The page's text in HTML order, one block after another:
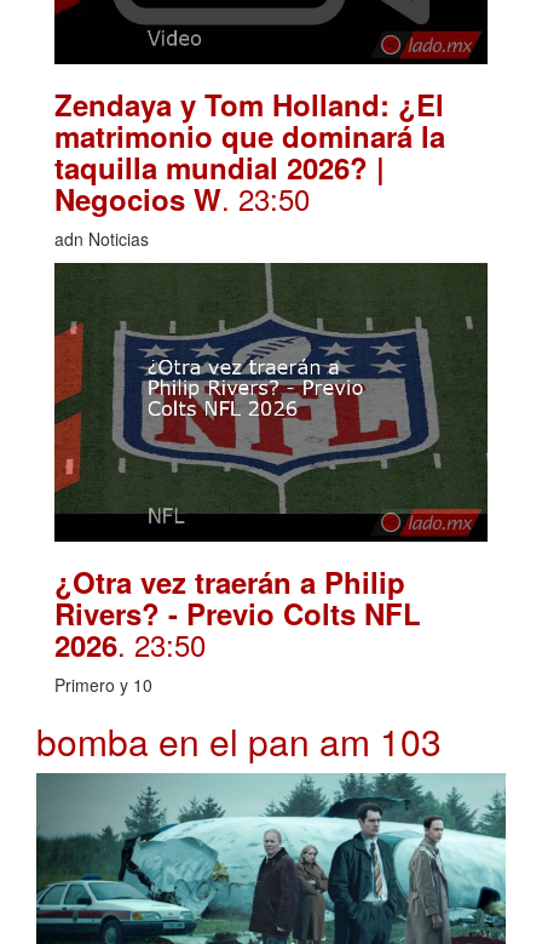
Zendaya y Tom Holland: ¿El
matrimonio que dominará la
taquilla mundial 2026? |
Negocios W. 23:50
adn Noticias
¿Otra vez traerán a Philip
Rivers? - Previo Colts NFL
2026. 23:50
Primero y 10
bomba en el pan am 103